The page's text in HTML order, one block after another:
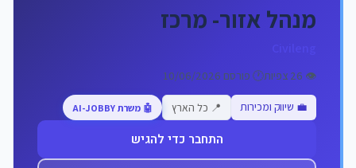
מנהל אזור- מרכז
Civileng
👁️ 26 צפיות 🕐 פורסם 10/06/2026
💼 שיווק ומכירות 📍 כל הארץ 🤖 משרת AI-JOBBY
התחבר כדי להגיש